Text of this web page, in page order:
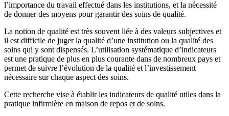
l’importance du travail effectué dans les institutions, et la nécessité
de donner des moyens pour garantir des soins de qualité.
La notion de qualité est très souvent liée à des valeurs subjectives et
il est difficile de juger la qualité d’une institution ou la qualité des
soins qui y sont dispensés. L’utilisation systématique d’indicateurs
est une pratique de plus en plus courante dans de nombreux pays et
permet de suivre l’évolution de la qualité et l’investissement
nécessaire sur chaque aspect des soins.
Cette recherche vise à établir les indicateurs de qualité utiles dans la
pratique infirmière en maison de repos et de soins.